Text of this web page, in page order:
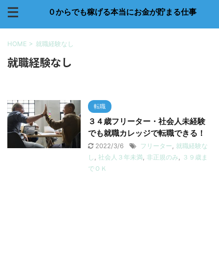
０からでも稼げる本当にお金が貯まる仕事
HOME > 就職経験なし
就職経験なし
転職
３４歳フリーター・社会人未経験
でも就職カレッジで転職できる！
2022/3/6 フリーター
就職経験な
し
社会人３年未満 非正規のみ
３９歳ま
でＯＫ